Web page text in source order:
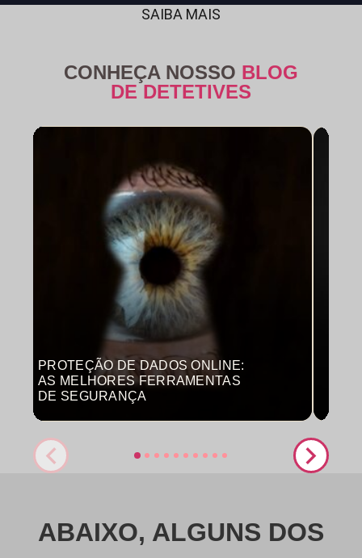
SAIBA MAIS
CONHEÇA NOSSO BLOG
DE DETETIVES
PROTEÇÃO DE DADOS ONLINE:
AS MELHORES FERRAMENTAS
DE SEGURANÇA
ABAIXO, ALGUNS DOS